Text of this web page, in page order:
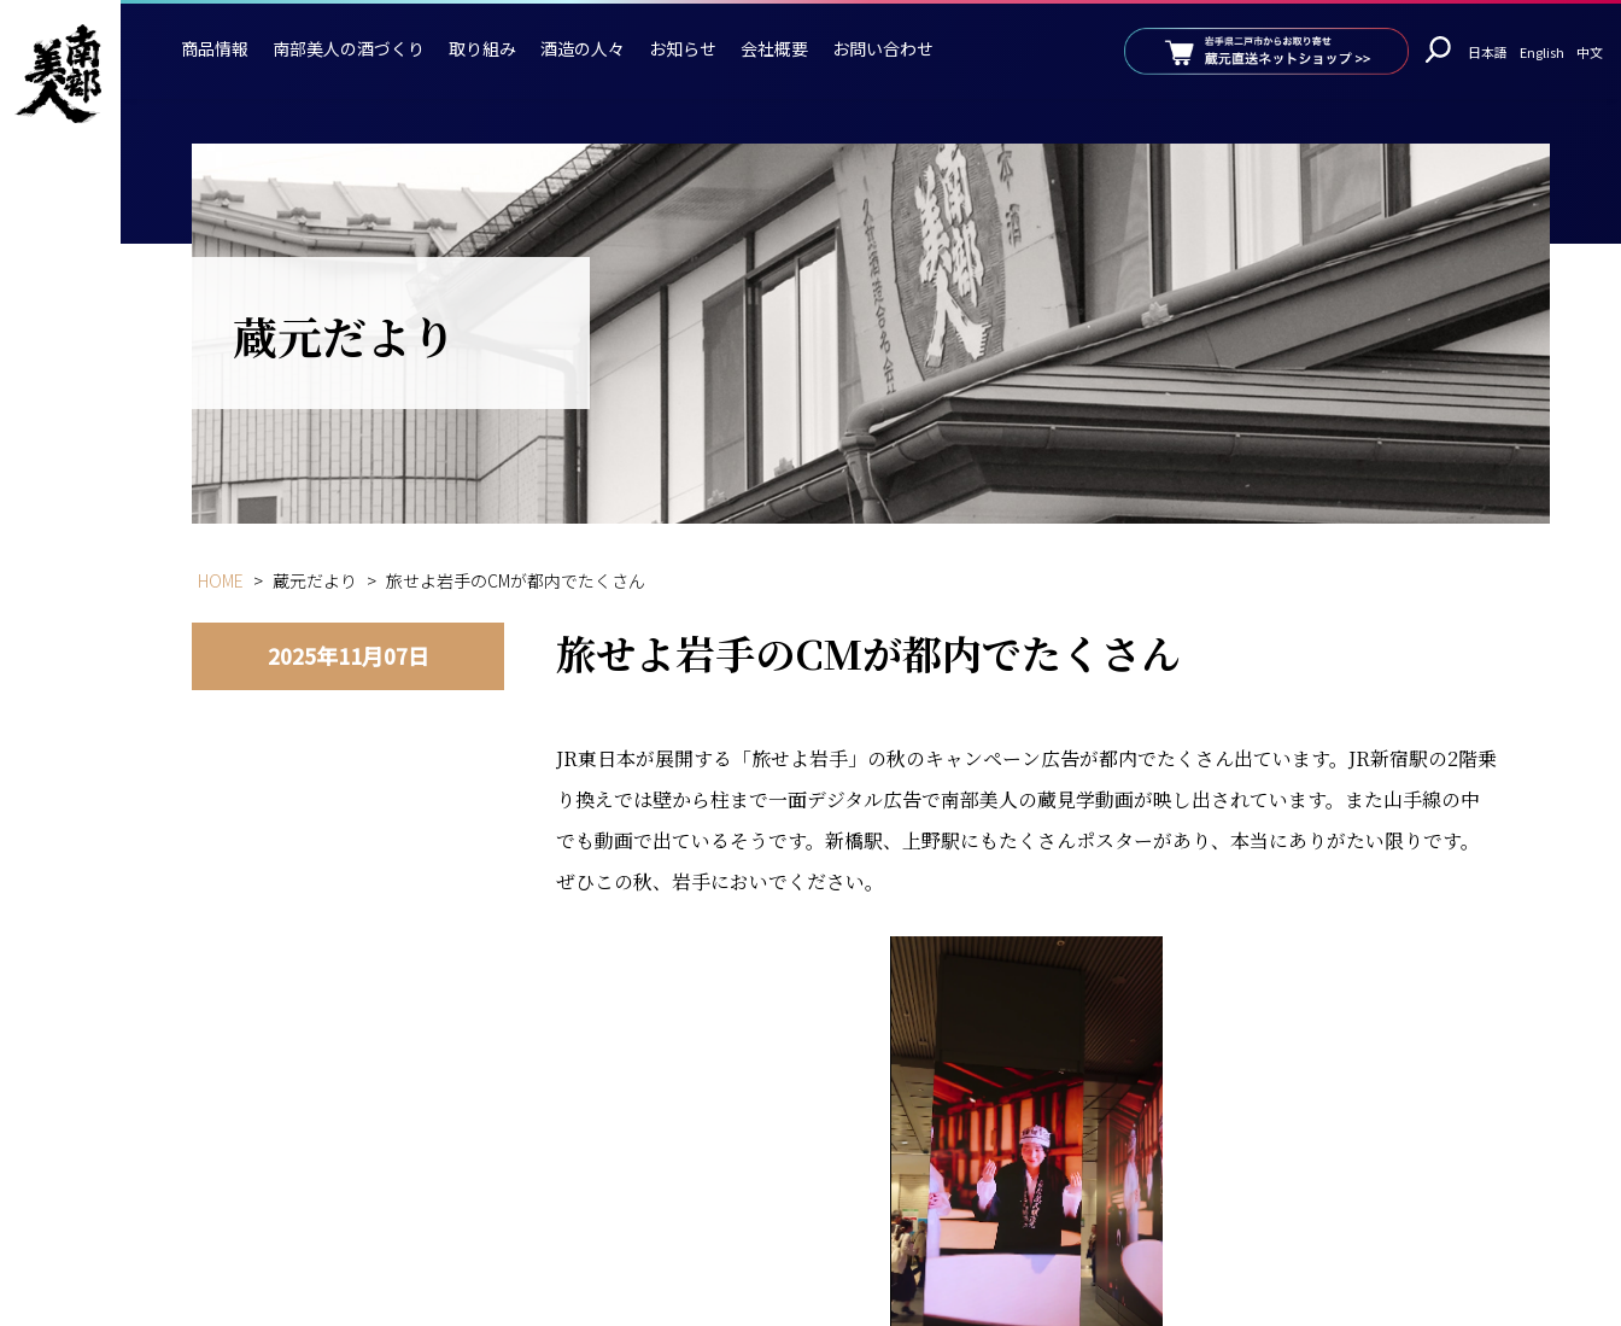
商品情報 南部美人の酒づくり 取り組み 酒造の人々 お知らせ 会社概要 お問い合わせ 日本語 English 中文
蔵元だより
HOME > 蔵元だより > 旅せよ岩手のCMが都内でたくさん
2025年11月07日 旅せよ岩手のCMが都内でたくさん
JR東日本が展開する「旅せよ岩手」の秋のキャンペーン広告が都内でたくさん出ています。JR新宿駅の2階乗
り換えでは壁から柱まで一面デジタル広告で南部美人の蔵見学動画が映し出されています。また山手線の中
でも動画で出ているそうです。新橋駅、上野駅にもたくさんポスターがあり、本当にありがたい限りです。
ぜひこの秋、岩手においでください。